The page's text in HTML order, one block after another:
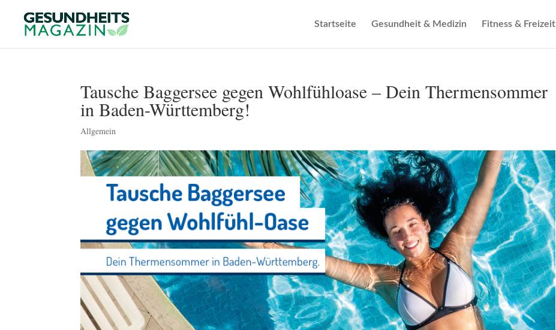
Startseite Gesundheit & Medizin Fitness & Freizeit
Tausche Baggersee gegen Wohlfühloase – Dein Thermensommer
in Baden-Württemberg!
Allgemein